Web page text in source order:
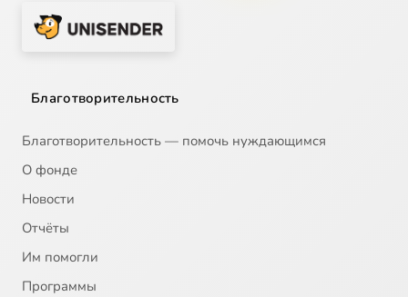
Благотворительность
Благотворительность — помочь нуждающимся
О фонде
Новости
Отчёты
Им помогли
Программы